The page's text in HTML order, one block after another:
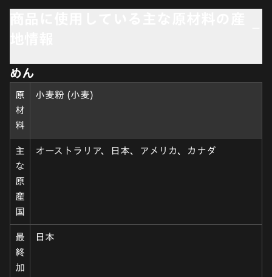
めん
原
材
料
小麦粉 (小麦)
主
な
原
産
国
オーストラリア、日本、アメリカ、カナダ
最
終
加
日本